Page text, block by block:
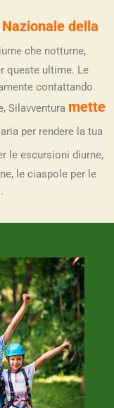
della
che notturne,
queste ultime. Le
contattando
Silavventura mette
per rendere la tua
le escursioni diurne,
le ciaspole per le